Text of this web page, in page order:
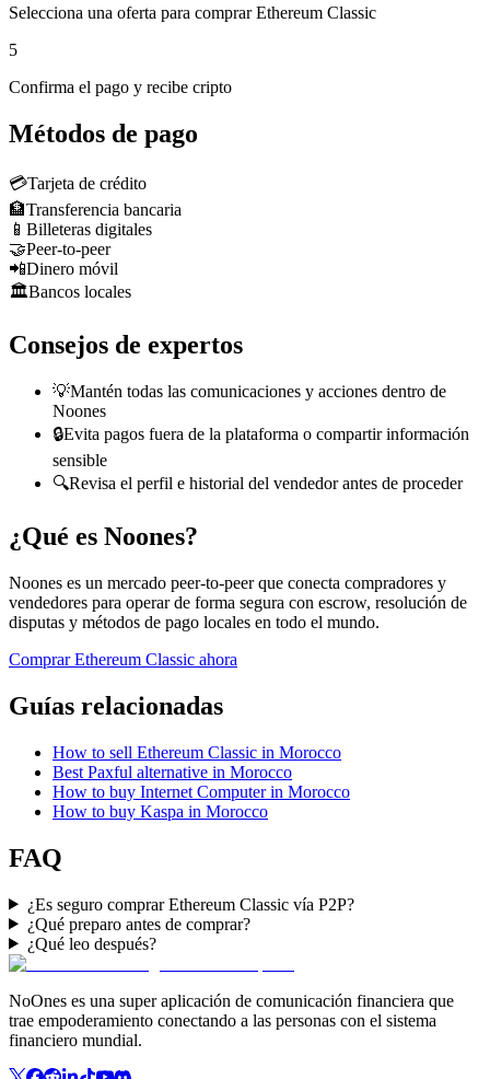
Selecciona una oferta para comprar Ethereum Classic
5
Confirma el pago y recibe cripto
Métodos de pago
💳Tarjeta de crédito
🏦Transferencia bancaria
📱 Billeteras digitales
🤝Peer-to-peer
📲Dinero móvil
🏛️Bancos locales
Consejos de expertos
💡Mantén todas las comunicaciones y acciones dentro de
Noones
🔒Evita pagos fuera de la plataforma o compartir información
sensible
🔍Revisa el perfil e historial del vendedor antes de proceder
¿Qué es Noones?
Noones es un mercado peer-to-peer que conecta compradores y
vendedores para operar de forma segura con escrow, resolución de
disputas y métodos de pago locales en todo el mundo.
Comprar Ethereum Classic ahora
Guías relacionadas
How to sell Ethereum Classic in Morocco
Best Paxful alternative in Morocco
How to buy Internet Computer in Morocco
How to buy Kaspa in Morocco
FAQ
¿Es seguro comprar Ethereum Classic vía P2P?
¿Qué preparo antes de comprar?
¿Qué leo después?
NoOnes es una super aplicación de comunicación financiera que
trae empoderamiento conectando a las personas con el sistema
financiero mundial.